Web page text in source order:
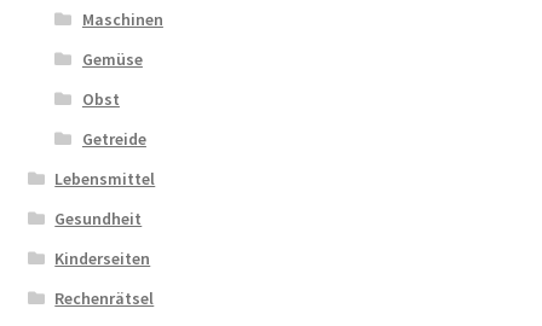
Maschinen
Gemüse
Obst
Getreide
Lebensmittel
Gesundheit
Kinderseiten
Rechenrätsel